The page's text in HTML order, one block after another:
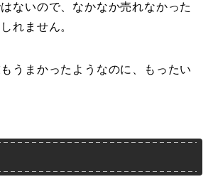
ないので、なかなか売れなかった
れません。
うまかったようなのに、もったい